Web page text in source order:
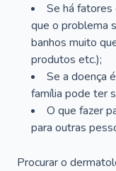
Se há
que o problema
banhos muito
produtos etc.);
Se a doença
família pode ter
O que fazer
para outras
Procurar o